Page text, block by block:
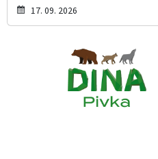
17. 09. 2026